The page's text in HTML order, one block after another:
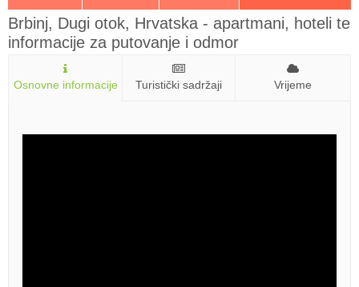
Brbinj, Dugi otok, Hrvatska - apartmani, hoteli te
informacije za putovanje i odmor
Osnovne informacije Turistički sadržaji Vrijeme